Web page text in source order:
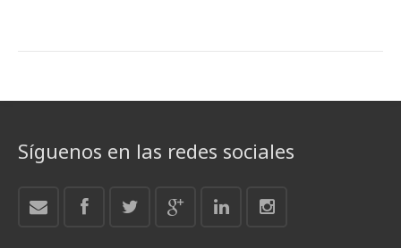
Síguenos en las redes sociales